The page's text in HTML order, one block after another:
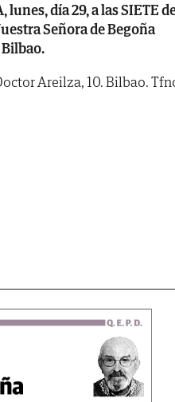
lunes, día 29, a las SIETE
Señora de Begoña
Areilza, 10. Bilbao.